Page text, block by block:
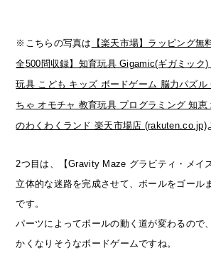
※こちらの写真は
【楽天市場】ラッピング無
全500問収録】知育玩具 Gigamic(ギガミック
玩具 こども キッズ ボードゲーム 脳力パズル
ちゃ オモチャ 教育玩具 プログラミング 知
のわくわくランド 楽天市場店 (rakuten.co.jp)
2つ目は、【Gravity Maze グラビティ・メイ
立体的な迷路を完成させて、ボールをゴール
です。
パーツによってボールの動く道が変わるので
かくなりそうなボードゲームですね。